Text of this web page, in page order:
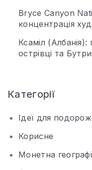
Bryce Canyon
концентрація
Ксаміл
острівці та
Категорії
Ідеї для
Корисне
Монетна